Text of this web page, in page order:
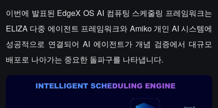
이번에 발표된 EdgeX OS AI 컴퓨팅 스케줄링 프레임워크는
ELIZA 다중 에이전트 프레임워크와 Amiko 개인 AI 시스템에
성공적으로 연결되어 AI 에이전트가 개념 검증에서 대규모
배포로 나아가는 중요한 돌파구를 나타냅니다.